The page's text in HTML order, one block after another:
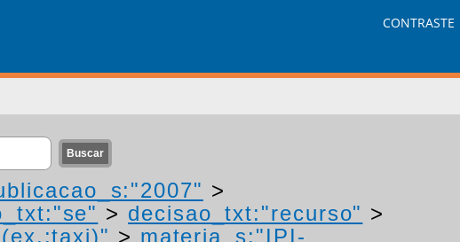
CONTRASTE
>
> decisao_txt:"recurso" >
> materia_s:"IPI-